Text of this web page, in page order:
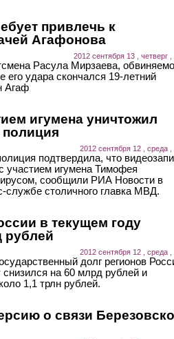
привлечь к
Агафонова
2012 сентября 13 , четверг ,
Расула Мирзаева,
его удара скончался 19-летний
Агаф
игумена уничтожил
полиция
2012 сентября 12 , среда ,
подтвердила, что
участием игумена Тимофея
сообщили РИА Новости в
службе столичного главка МВД.
в текущем году
рублей
2012 сентября 12 , среда ,
долг регионов
снизился на 60 млрд рублей и
1,1 трлн рублей.
о связи